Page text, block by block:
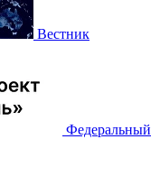
Вестник
Федеральный